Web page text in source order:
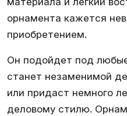
орнамента кажется
приобретением.
Он подойдет под
станет незаменимой
или придаст немного
деловому стилю.